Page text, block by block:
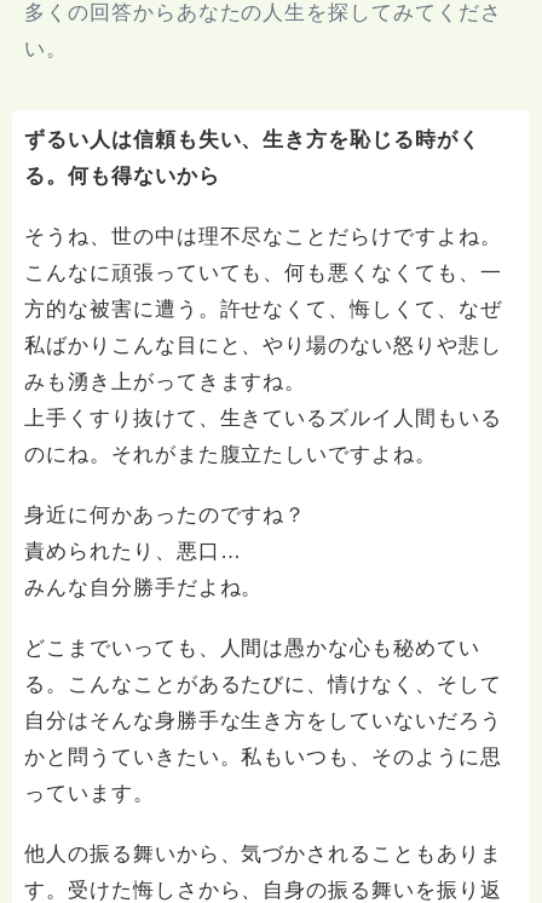
多くの回答からあなたの人生を探してみてくださ
い。
ずるい人は信頼も失い、生き方を恥じる時がく
る。何も得ないから
そうね、世の中は理不尽なことだらけですよね。
こんなに頑張っていても、何も悪くなくても、一
方的な被害に遭う。許せなくて、悔しくて、なぜ
私ばかりこんな目にと、やり場のない怒りや悲し
みも湧き上がってきますね。
上手くすり抜けて、生きているズルイ人間もいる
のにね。それがまた腹立たしいですよね。
身近に何かあったのですね？
責められたり、悪口…
みんな自分勝手だよね。
どこまでいっても、人間は愚かな心も秘めてい
る。こんなことがあるたびに、情けなく、そして
自分はそんな身勝手な生き方をしていないだろう
かと問うていきたい。私もいつも、そのように思
っています。
他人の振る舞いから、気づかされることもありま
す。受けた悔しさから、自身の振る舞いを振り返